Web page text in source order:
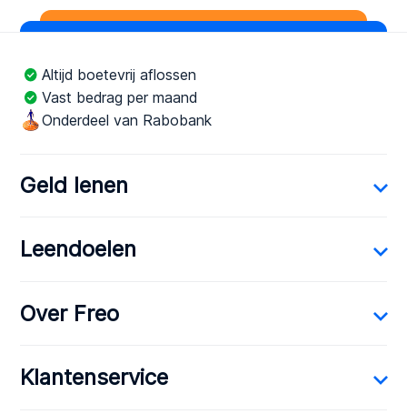
Altijd boetevrij aflossen
Vast bedrag per maand
Onderdeel van Rabobank
Geld lenen
Leendoelen
Over Freo
Klantenservice